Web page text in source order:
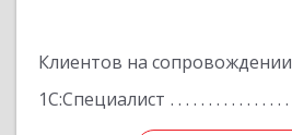
Клиентов на сопровождении
1С:Специалист